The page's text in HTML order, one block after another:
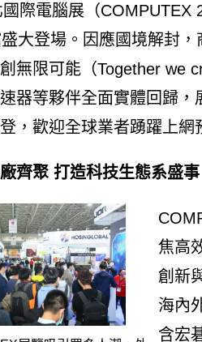
國際電腦展（
大登場。因應國境解封
無限可能（Together we
器等夥伴全面實體回歸
，歡迎全球業者踴躍上網
齊聚 打造科技生態系盛事
焦高
創新
海內
含宏